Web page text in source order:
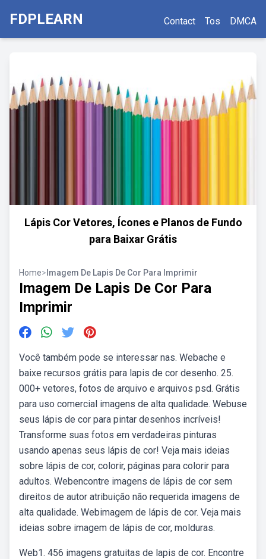
FDPLEARN Contact Tos DMCA
Lápis Cor Vetores, Ícones e Planos de Fundo
para Baixar Grátis
Home> Imagem De Lapis De Cor Para Imprimir
Imagem De Lapis De Cor Para
Imprimir
Você também pode se interessar nas. Webache e
baixe recursos grátis para lapis de cor desenho. 25.
000+ vetores, fotos de arquivo e arquivos psd. Grátis
para uso comercial imagens de alta qualidade. Webuse
seus lápis de cor para pintar desenhos incríveis!
Transforme suas fotos em verdadeiras pinturas
usando apenas seus lápis de cor! Veja mais ideias
sobre lápis de cor, colorir, páginas para colorir para
adultos. Webencontre imagens de lápis de cor sem
direitos de autor atribuição não requerida imagens de
alta qualidade. Webimagem de lápis de cor. Veja mais
ideias sobre imagem de lápis de cor, molduras.
Web1. 456 imagens gratuitas de lapis de cor. Encontre